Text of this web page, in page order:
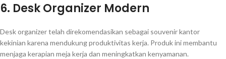
6. Desk Organizer Modern
Desk organizer telah direkomendasikan sebagai souvenir kantor
kekinian karena mendukung produktivitas kerja. Produk ini membantu
menjaga kerapian meja kerja dan meningkatkan kenyamanan.